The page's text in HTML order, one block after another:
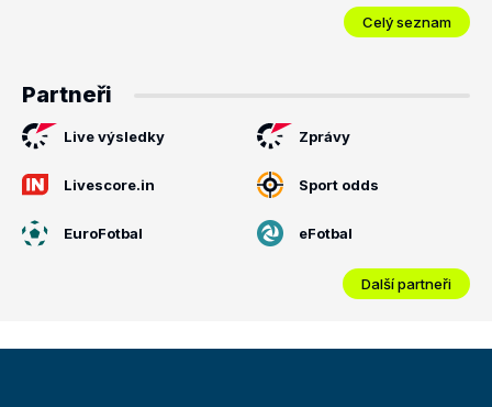
Celý seznam
Partneři
Live výsledky Zprávy
Livescore.in Sport odds
EuroFotbal eFotbal
Další partneři